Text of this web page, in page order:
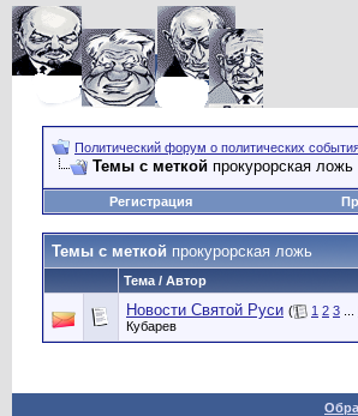
Политический форум о политических
Темы с меткой прокурорская ложь
Регистрация
Темы с меткой прокурорская ложь
Тема / Автор
Новости Святой Руси ( 1 2 3
Кубарев